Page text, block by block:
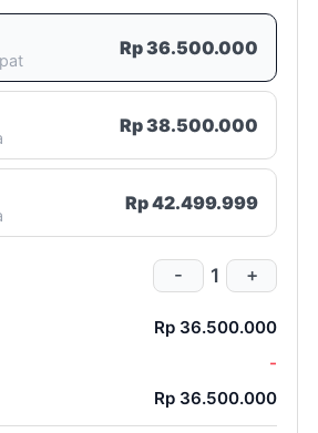
(seratus persen)
2 (dua)
Room List
Rp 36.500.000
Rp 38.500.000
Rp 42.499.999
- 1 +
Rp 36.500.000
-
Rp 36.500.000